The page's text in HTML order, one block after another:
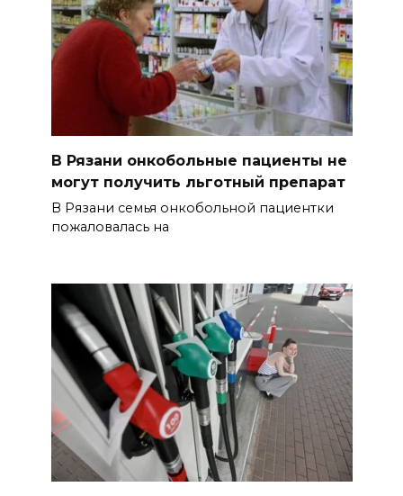
В Рязани онкобольные пациенты не
могут получить льготный препарат
В Рязани семья онкобольной пациентки
пожаловалась на